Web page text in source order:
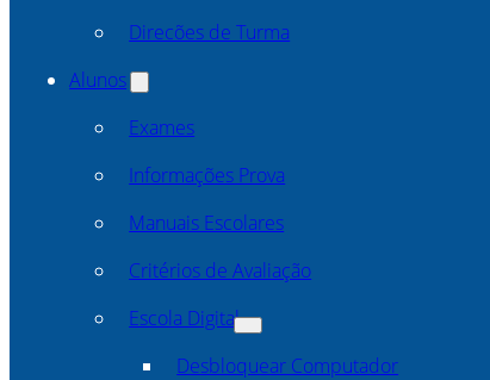
Direcões de Turma
Alunos
Exames
Informações Prova
Manuais Escolares
Critérios de Avaliação
Escola Digital
Desbloquear Computador